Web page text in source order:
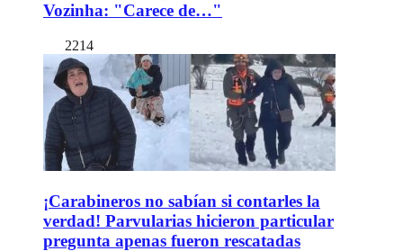
Vozinha: "Carece de…"
2214
¡Carabineros no sabían si contarles la
verdad! Parvularias hicieron particular
pregunta apenas fueron rescatadas